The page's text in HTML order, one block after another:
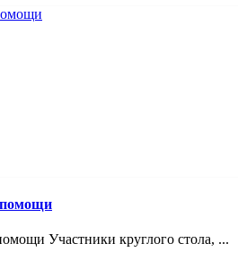
помощи
Участники круглого стола, ...